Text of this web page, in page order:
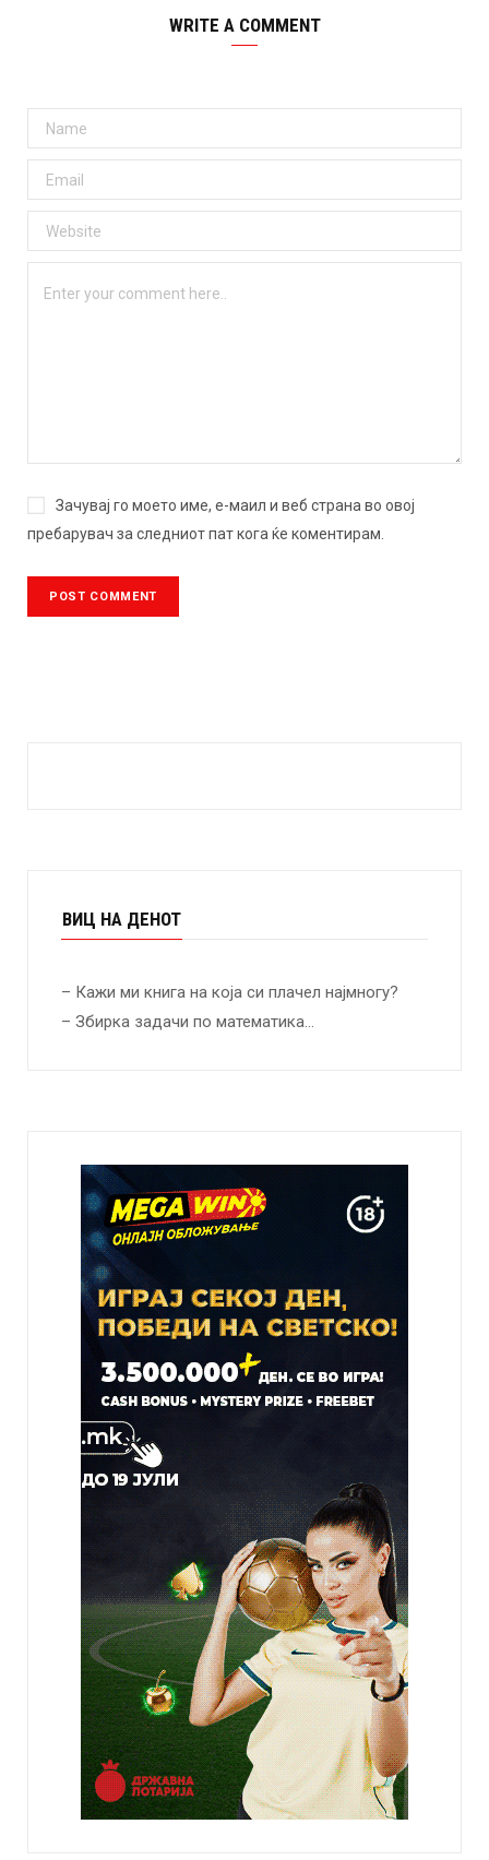
WRITE A COMMENT
Зачувај го моето име, е-маил и веб страна во овој
пребарувач за следниот пат кога ќе коментирам.
ВИЦ НА ДЕНОТ
– Кажи ми книга на која си плачел најмногу?
– Збирка задачи по математика…